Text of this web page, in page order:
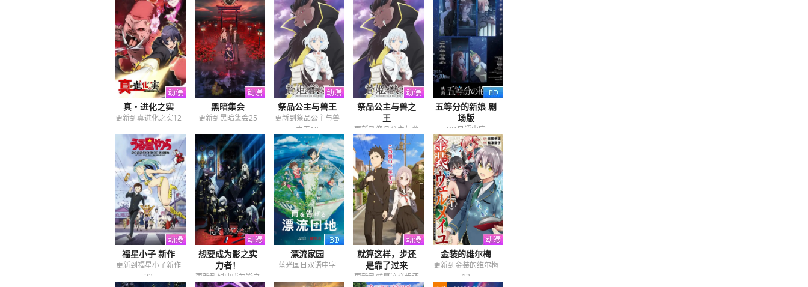
真・进化之实
更新到真进化之实12
黑暗集会
更新到黑暗集会25
祭品公主与兽王
更新到祭品公主与兽
之王19
祭品公主与兽之
王
更新到祭品公主与兽
之王24
五等分的新娘 剧
场版
BD日语中字
福星小子 新作
更新到福星小子新作
23
想要成为影之实
力者！
更新到想要成为影之
漂流家园
蓝光国日双语中字
就算这样，步还
是靠了过来
更新到就算这样步还
金装的维尔梅
更新到金装的维尔梅
12